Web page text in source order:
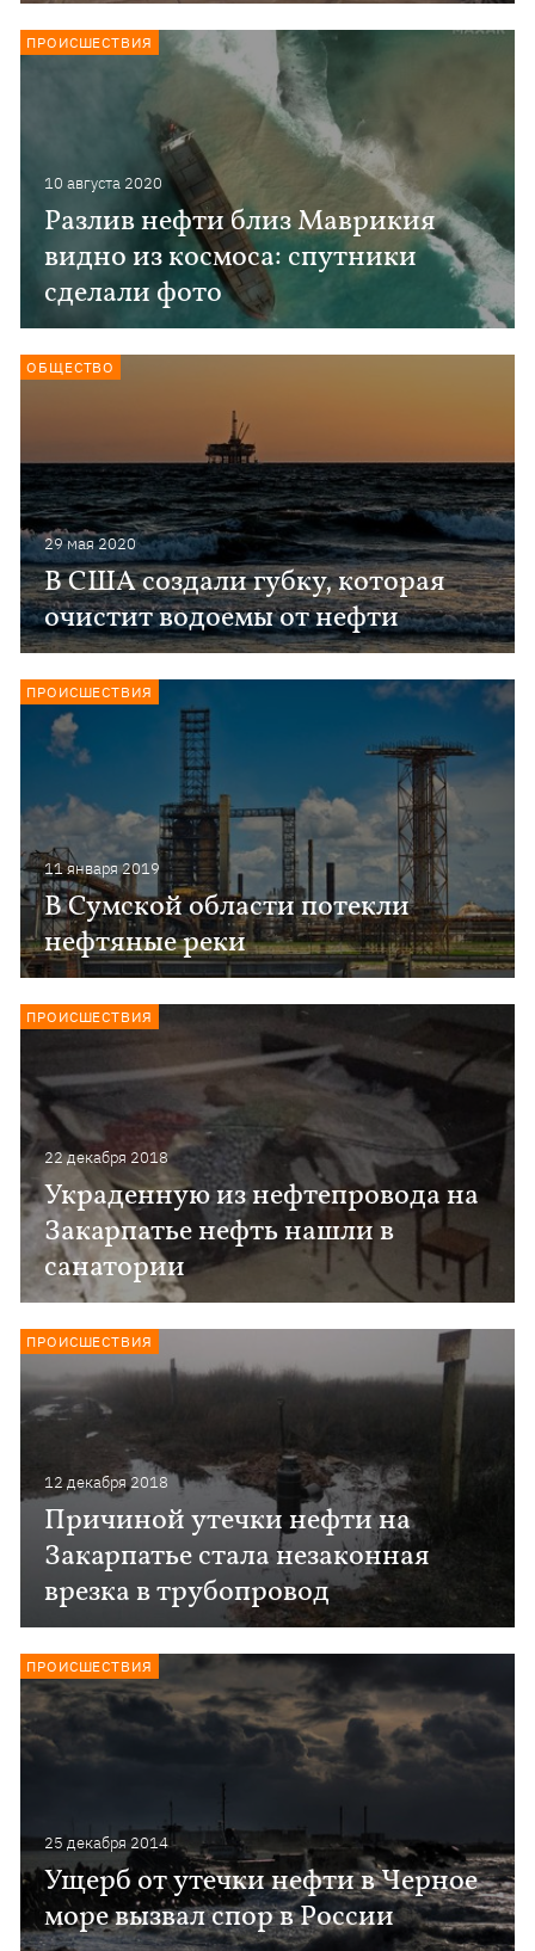
10 августа 2020
Разлив нефти близ Маврикия
видно из космоса: спутники
сделали фото
ПРОИСШЕСТВИЯ
29 мая 2020
В США создали губку, которая
очистит водоемы от нефти
ОБЩЕСТВО
11 января 2019
В Сумской области потекли
нефтяные реки
ПРОИСШЕСТВИЯ
22 декабря 2018
Украденную из нефтепровода на
Закарпатье нефть нашли в
санатории
ПРОИСШЕСТВИЯ
12 декабря 2018
Причиной утечки нефти на
Закарпатье стала незаконная
врезка в трубопровод
ПРОИСШЕСТВИЯ
25 декабря 2014
Ущерб от утечки нефти в Черное
море вызвал спор в России
ПРОИСШЕСТВИЯ